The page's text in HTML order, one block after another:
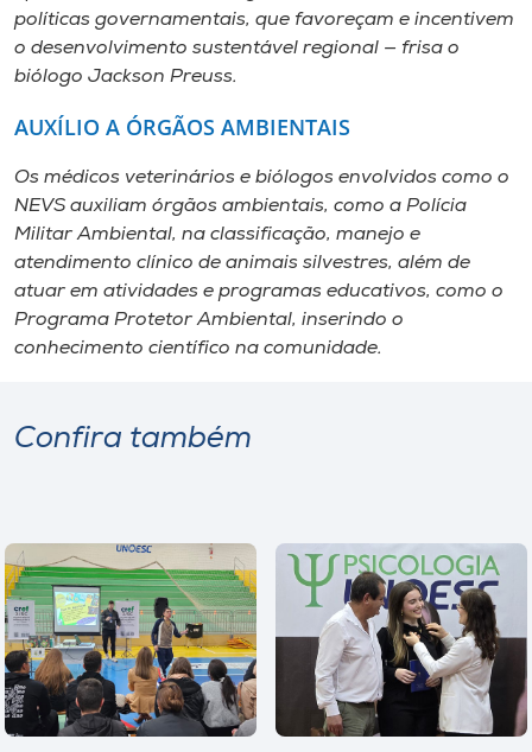
políticas governamentais, que favoreçam e incentivem
o desenvolvimento sustentável regional — frisa o
biólogo Jackson Preuss.
AUXÍLIO A ÓRGÃOS AMBIENTAIS
Os médicos veterinários e biólogos envolvidos como o
NEVS auxiliam órgãos ambientais, como a Polícia
Militar Ambiental, na classificação, manejo e
atendimento clínico de animais silvestres, além de
atuar em atividades e programas educativos, como o
Programa Protetor Ambiental, inserindo o
conhecimento científico na comunidade.
Confira também